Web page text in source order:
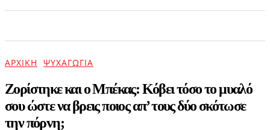
ΑΡΧΙΚΉ ΨΥΧΑΓΩΓΊΑ
Ζορίστηκε και ο Μπέκας: Κόβει τόσο το μυαλό
σου ώστε να βρεις ποιος απ’ τους δύο σκότωσε
την πόρvη;